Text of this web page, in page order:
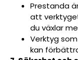
Prestanda
att
du växlar
Verktyg
kan